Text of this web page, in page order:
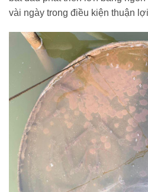
vài ngày trong điều kiện thuận